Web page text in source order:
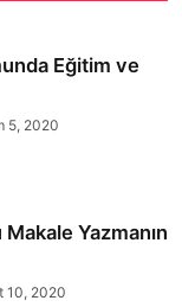
Eğitim ve
5, 2020
Yazmanın
10, 2020